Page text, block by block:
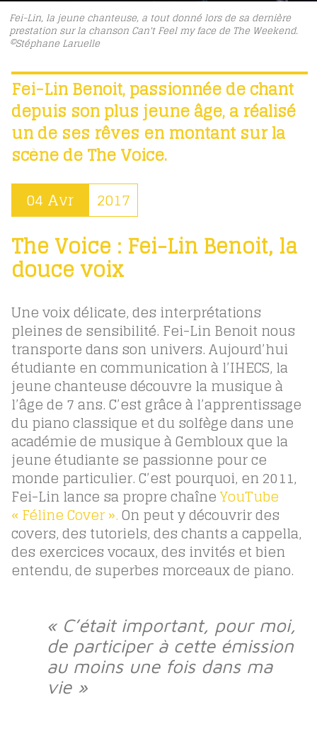
Fei-Lin, la jeune chanteuse, a tout donné lors de sa dernière
prestation sur la chanson Can't Feel my face de The Weekend.
©Stéphane Laruelle
Fei-Lin Benoit, passionnée de chant
depuis son plus jeune âge, a réalisé
un de ses rêves en montant sur la
scène de The Voice.
04 Avr 2017
The Voice : Fei-Lin Benoit, la
douce voix
Une voix délicate, des interprétations
pleines de sensibilité. Fei-Lin Benoit nous
transporte dans son univers. Aujourd’hui
étudiante en communication à l’IHECS, la
jeune chanteuse découvre la musique à
l’âge de 7 ans. C’est grâce à l’apprentissage
du piano classique et du solfège dans une
académie de musique à Gembloux que la
jeune étudiante se passionne pour ce
monde particulier. C’est pourquoi, en 2011,
Fei-Lin lance sa propre chaîneYouTube
« Féline Cover ».On peut y découvrir des
covers, des tutoriels, des chants a cappella,
des exercices vocaux, des invités et bien
entendu, de superbes morceaux de piano.
« C’était important, pour moi,
de participer à cette émission
au moins une fois dans ma
vie »